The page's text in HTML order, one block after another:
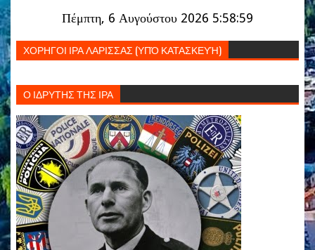
Πέμπτη, 6 Αυγούστου 2026 5:59:00
ΧΟΡΗΓΟΙ ΙΡΑ ΛΑΡΙΣΣΑΣ (ΥΠΌ ΚΑΤΑΣΚΕΥΉ)
Ο ΙΔΡΥΤΗΣ ΤΗΣ ΙΡΑ